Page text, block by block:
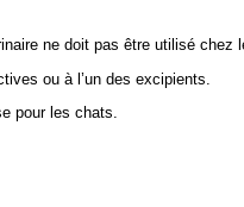
ne doit pas être utilisé
ou à l’un des excipients.
pour les chats.